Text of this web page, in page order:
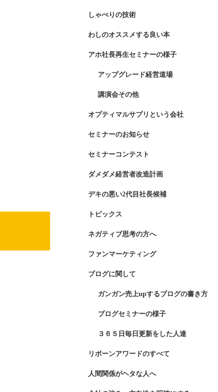
しゃべりの技術
わしのオススメする良い本
アホ社長再生セミナーの様子
アップグレード経営道場
講演会その他
オプティマルサプリという会社
セミナーのお知らせ
セミナーコンテスト
ダメダメ経営者改造計画
デキの悪い2代目社長候補
トピックス
ネガティブ思考の方へ
ファンマーケティング
ブログに関して
ガンガン売上upするブログの書き方
ブログセミナーの様子
３６５日毎日更新をした人達
リボーンアワードのすべて
人間関係がヘタな人へ